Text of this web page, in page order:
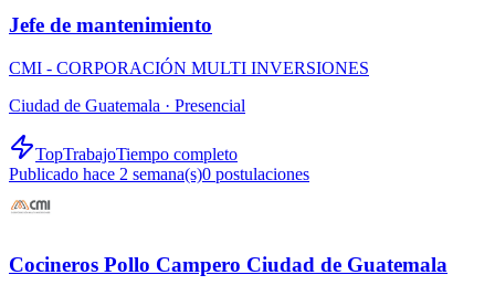
Jefe de mantenimiento
CMI - CORPORACIÓN MULTI INVERSIONES
Ciudad de Guatemala · Presencial
TopTrabajoTiempo completo
Publicado hace 2 semana(s)0 postulaciones
Cocineros Pollo Campero Ciudad de Guatemala